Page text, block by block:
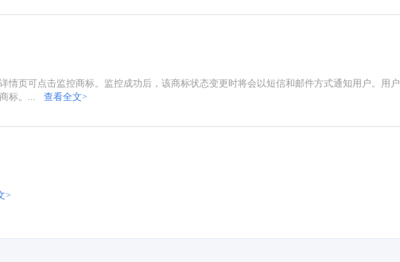
情页可点击监控商标。监控成功后，该商标状态变更时将会以短信和邮件方式通知用户。用户
标。...
查看全文>
>